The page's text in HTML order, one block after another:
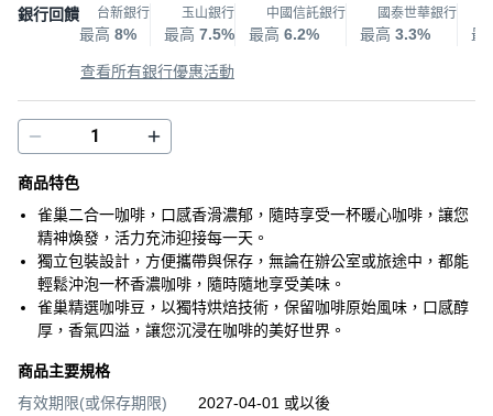
銀行回饋 台新銀行
最高 8%
玉山銀行
最高 7.5%
中國信託銀行
最高 6.2%
國泰世華銀行
最高 3.3% 最
查看所有銀行優惠活動
商品特色
雀巢二合一咖啡，口感香滑濃郁，隨時享受一杯暖心咖啡，讓您
精神煥發，活力充沛迎接每一天。
獨立包裝設計，方便攜帶與保存，無論在辦公室或旅途中，都能
輕鬆沖泡一杯香濃咖啡，隨時隨地享受美味。
雀巢精選咖啡豆，以獨特烘焙技術，保留咖啡原始風味，口感醇
厚，香氣四溢，讓您沉浸在咖啡的美好世界。
商品主要規格
有效期限(或保存期限)
2027-04-01 或以後